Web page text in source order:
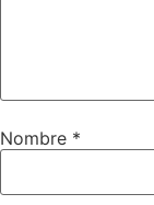
Nombre *